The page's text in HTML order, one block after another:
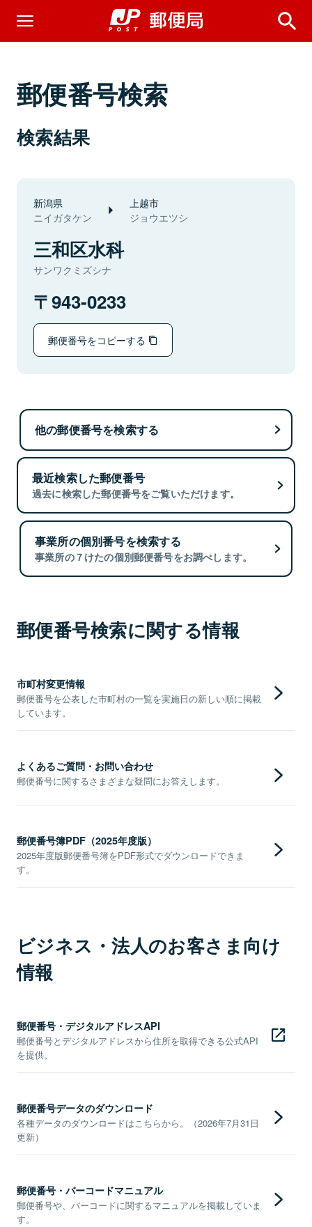
郵便番号検索
検索結果
新潟県
ニイガタケン
上越市
ジョウエツシ
三和区水科
サンワクミズシナ
943-0233
郵便番号をコピーする
他の郵便番号を検索する
最近検索した郵便番号
過去に検索した郵便番号をご覧いただけます。
事業所の個別番号を検索する
事業所の７けたの個別郵便番号をお調べします。
郵便番号検索に関する情報
市町村変更情報
郵便番号を公表した市町村の一覧を実施日の新しい順に掲載
しています。
よくあるご質問・お問い合わせ
郵便番号に関するさまざまな疑問にお答えします。
郵便番号簿PDF（2025年度版）
2025年度版郵便番号簿をPDF形式でダウンロードできま
す。
ビジネス・法人のお客さま向け
情報
郵便番号・デジタルアドレスAPI
郵便番号とデジタルアドレスから住所を取得できる公式API
を提供。
郵便番号データのダウンロード
各種データのダウンロードはこちらから。（2026年7月31日
更新）
郵便番号・バーコードマニュアル
郵便番号や、バーコードに関するマニュアルを掲載していま
す。